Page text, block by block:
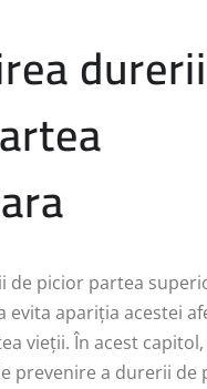
de picior partea
evita apariția acestei
vieții. În acest
prevenire a durerii de